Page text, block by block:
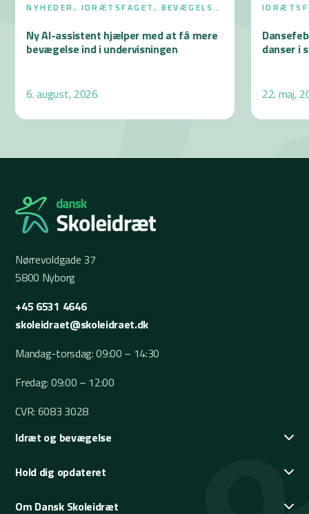
NYHEDER, IDRÆTSFAGET, BEVÆGELSE
Ny AI-assistent hjælper med at få mere
bevægelse ind i undervisningen
6. august, 2026
danser i
22. maj,
Nørrevoldgade 37
5800 Nyborg
+45 6531 4646
skoleidraet@skoleidraet.dk
Mandag-torsdag: 09:00 – 14:30
Fredag: 09:00 – 12:00
CVR: 6083 3028
Idræt og bevægelse
Hold dig opdateret
Om Dansk Skoleidræt